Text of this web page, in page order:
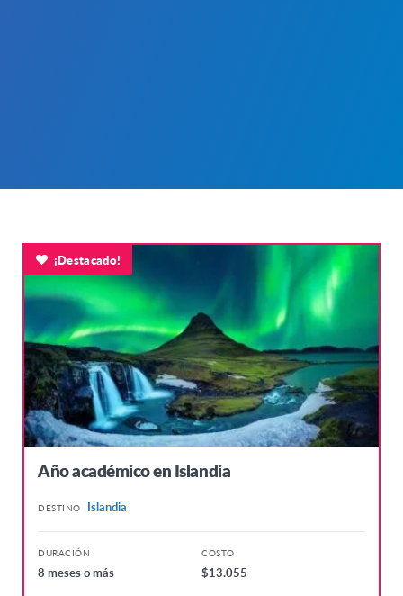
Año académico en Islandia
DESTINO Islandia
DURACIÓN
8 meses o más
COSTO
$13.055
¡Destacado!